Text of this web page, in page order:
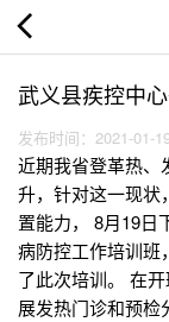
武义县疾控中
发布时间：2021-01-
近期我省登革热、
升，针对这一现状
置能力， 8月19日
病防控工作培训班
了此次培训。 在
展发热门诊和预检